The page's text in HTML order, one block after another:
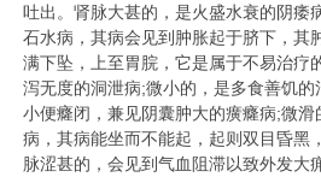
吐出。肾脉大甚的，是火盛水衰的阴痿
石水病，其病会见到肿胀起于脐下，其
满下坠，上至胃脘，它是属于不易治疗
泻无度的洞泄病;微小的，是多食善饥
小便癃闭，兼见阴囊肿大的癀癃病;微
病，其病能坐而不能起，起则双目昏黑
脉涩甚的，会见到气血阻滞以致外发大